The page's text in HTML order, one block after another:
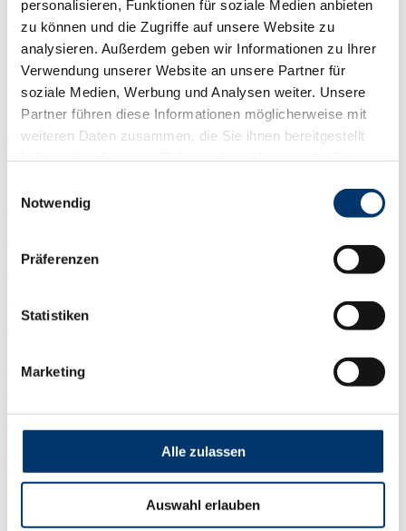
personalisieren, Funktionen für soziale Medien anbieten
zu können und die Zugriffe auf unsere Website zu
analysieren. Außerdem geben wir Informationen zu Ihrer
Verwendung unserer Website an unsere Partner für
soziale Medien, Werbung und Analysen weiter. Unsere
Partner führen diese Informationen möglicherweise mit
weiteren Daten zusammen, die Sie ihnen bereitgestellt
Notwendig
Präferenzen
Statistiken
Marketing
Alle zulassen
Auswahl erlauben
Jobs
Mitarbeiter (m/w/d) Softwaresupport
Systemtechniker (m/w/d) Sicherheitstechnik
Das Unternehmen
Kontakt & Anfahrt
Info-Anfordern
Service Portal
für Störungen
Service-Portal
Service Portal
Zutrittskontrolllösungen für Großunternehmen – Kaba
exos 9300
SicherheitsExpo in München